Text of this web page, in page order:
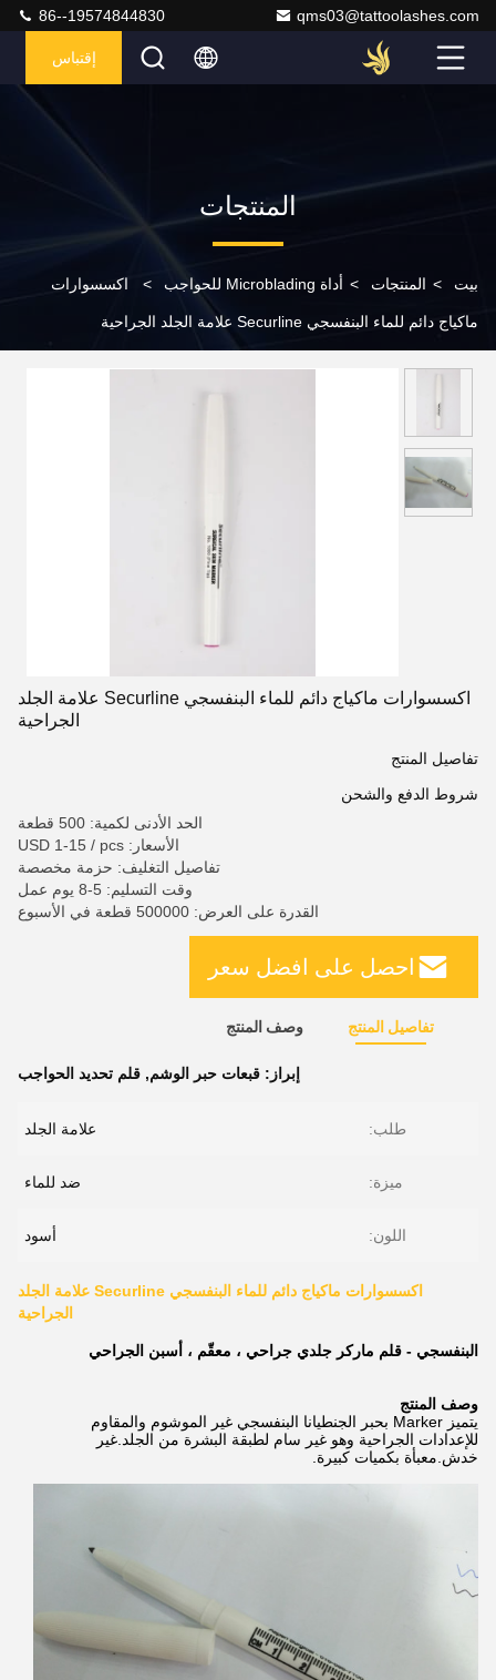
qms03@tattoolashes.com
86--19574844830
إقتباس
المنتجات
بيت > المنتجات > أداة Microblading للحواجب > اكسسوارات
ماكياج دائم للماء البنفسجي Securline علامة الجلد الجراحية
اكسسوارات ماكياج دائم للماء البنفسجي Securline علامة الجلد
الجراحية
تفاصيل المنتج
شروط الدفع والشحن
الحد الأدنى لكمية: 500 قطعة
الأسعار: USD 1-15 / pcs
تفاصيل التغليف: حزمة مخصصة
وقت التسليم: 5-8 يوم عمل
القدرة على العرض: 500000 قطعة في الأسبوع
احصل على افضل سعر
تفاصيل المنتج وصف المنتج
إبراز: قبعات حبر الوشم, قلم تحديد الحواجب
طلب: علامة الجلد
ميزة: ضد للماء
اللون: أسود
اكسسوارات ماكياج دائم للماء البنفسجي Securline علامة الجلد
الجراحية
البنفسجي - قلم ماركر جلدي جراحي ، معقّم ، أسبن الجراحي
وصف المنتج
يتميز Marker بحبر الجنطيانا البنفسجي غير الموشوم والمقاوم
للإعدادات الجراحية وهو غير سام لطبقة البشرة من الجلد.غير
خدش.معبأة بكميات كبيرة.